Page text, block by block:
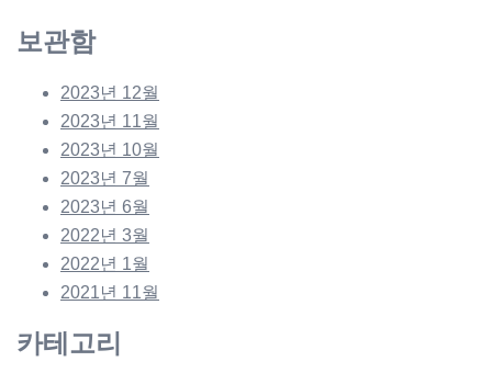
보관함
2023년 12월
2023년 11월
2023년 10월
2023년 7월
2023년 6월
2022년 3월
2022년 1월
2021년 11월
카테고리